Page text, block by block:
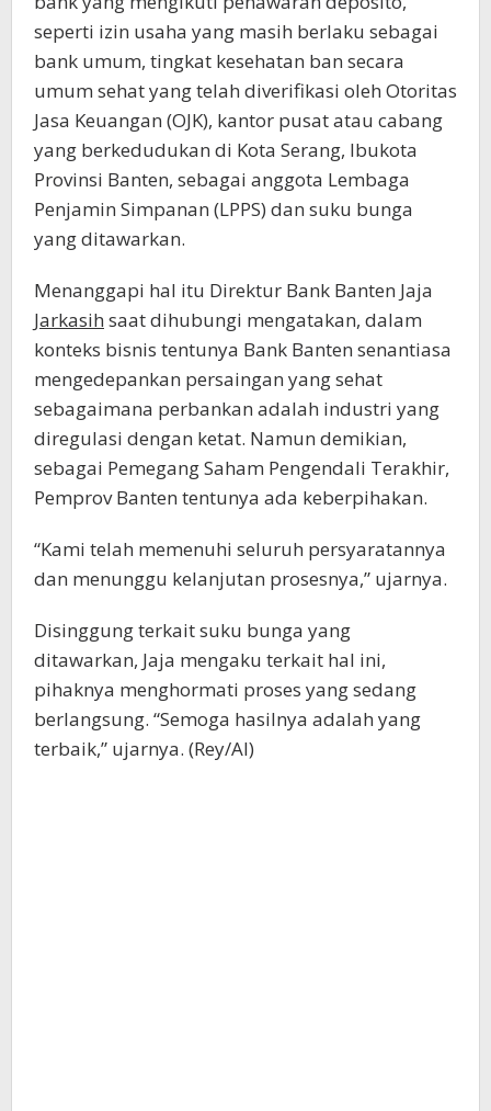
seperti izin usaha yang masih berlaku sebagai
bank umum, tingkat kesehatan ban secara
umum sehat yang telah diverifikasi oleh Otoritas
Jasa Keuangan (OJK), kantor pusat atau cabang
yang berkedudukan di Kota Serang, Ibukota
Provinsi Banten, sebagai anggota Lembaga
Penjamin Simpanan (LPPS) dan suku bunga
yang ditawarkan.
Menanggapi hal itu Direktur Bank Banten Jaja
Jarkasih saat dihubungi mengatakan, dalam
konteks bisnis tentunya Bank Banten senantiasa
mengedepankan persaingan yang sehat
sebagaimana perbankan adalah industri yang
diregulasi dengan ketat. Namun demikian,
sebagai Pemegang Saham Pengendali Terakhir,
Pemprov Banten tentunya ada keberpihakan.
“Kami telah memenuhi seluruh persyaratannya
dan menunggu kelanjutan prosesnya,” ujarnya.
Disinggung terkait suku bunga yang
ditawarkan, Jaja mengaku terkait hal ini,
pihaknya menghormati proses yang sedang
berlangsung. “Semoga hasilnya adalah yang
terbaik,” ujarnya. (Rey/Al)